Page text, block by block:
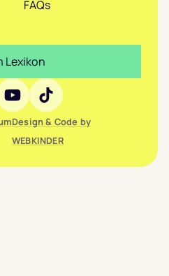
FAQs
Media
Design & Code by
WEBKINDER
Lexikon